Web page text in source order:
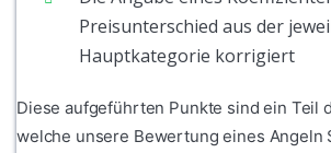
Preisunterschied aus der
Hauptkategorie korrigiert
Diese aufgeführten Punkte sind ein Teil
welche unsere Bewertung eines Angeln